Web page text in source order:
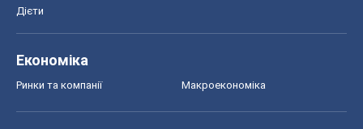
Дієти
Економіка
Ринки та компанії Макроекономіка